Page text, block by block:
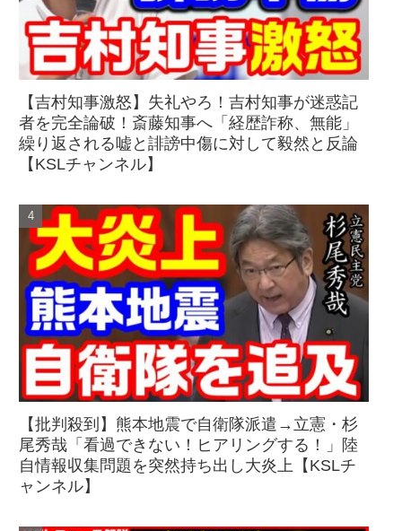
【吉村知事激怒】失礼やろ！吉村知事が迷惑記
者を完全論破！斎藤知事へ「経歴詐称、無能」
繰り返される嘘と誹謗中傷に対して毅然と反論
【KSLチャンネル】
【批判殺到】熊本地震で自衛隊派遣→立憲・杉
尾秀哉「看過できない！ヒアリングする！」陸
自情報収集問題を突然持ち出し大炎上【KSLチ
ャンネル】